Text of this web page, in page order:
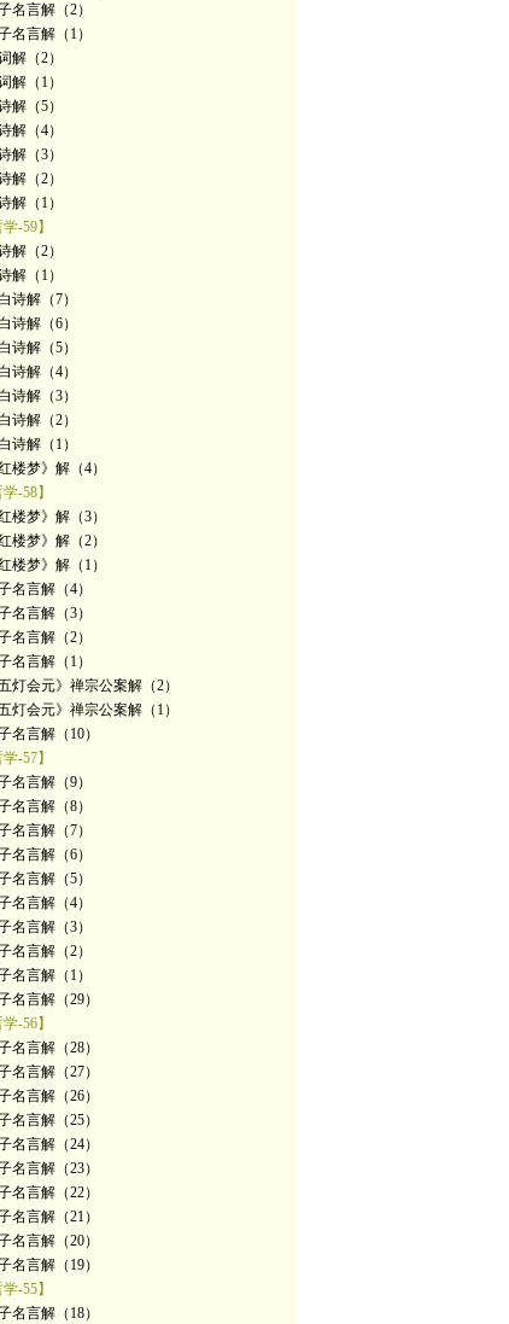
名言解（2）
名言解（1）
解（2）
解（1）
解（5）
解（4）
解（3）
解（2）
解（1）
学-59】
解（2）
解（1）
诗解（7）
诗解（6）
诗解（5）
诗解（4）
诗解（3）
诗解（2）
诗解（1）
楼梦》解（4）
学-58】
楼梦》解（3）
楼梦》解（2）
楼梦》解（1）
名言解（4）
名言解（3）
名言解（2）
名言解（1）
灯会元》禅宗公案解（2）
灯会元》禅宗公案解（1）
名言解（10）
学-57】
名言解（9）
名言解（8）
名言解（7）
名言解（6）
名言解（5）
名言解（4）
名言解（3）
名言解（2）
名言解（1）
名言解（29）
学-56】
名言解（28）
名言解（27）
名言解（26）
名言解（25）
名言解（24）
名言解（23）
名言解（22）
名言解（21）
名言解（20）
名言解（19）
学-55】
名言解（18）